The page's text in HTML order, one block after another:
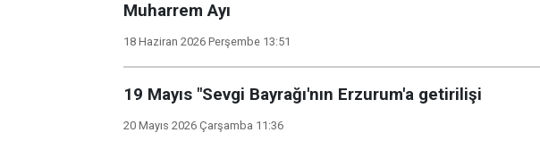
Muharrem Ayı
18 Haziran 2026 Perşembe 13:51
19 Mayıs "Sevgi Bayrağı'nın Erzurum'a getirilişi
20 Mayıs 2026 Çarşamba 11:36